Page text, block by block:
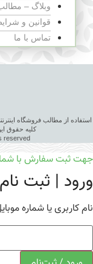
وبلاگ –
قوانین و
تماس با ما
استفاده از مطالب فروشگاه
کلیه حقوق
reserved
جهت ثبت سفارش با
ورود | ثبت نام
نام کاربری یا شماره